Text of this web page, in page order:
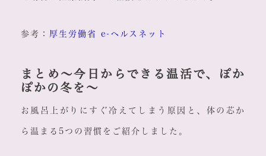
参考： 厚生労働省 e-ヘルスネット
まとめ～今日からできる温活で、ぽか
ぽかの冬を～
お風呂上がりにすぐ冷えてしまう原因と、体の芯か
ら温まる5つの習慣をご紹介しました。